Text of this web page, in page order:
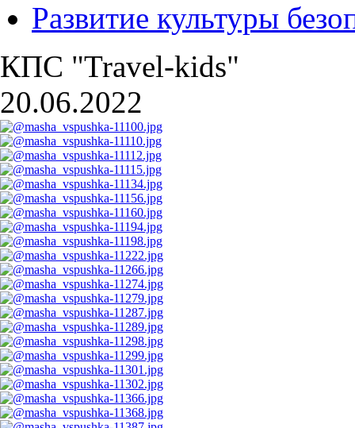
Развитие культуры
КПС "Travel-kids"
20.06.2022